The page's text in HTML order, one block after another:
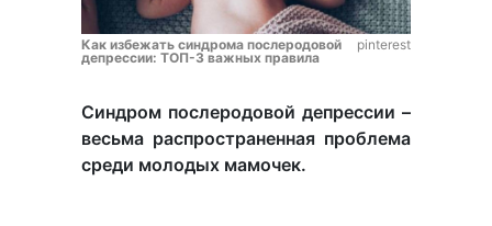
Как избежать синдрома послеродовой
депрессии: ТОП-3 важных правила
pinterest
Синдром послеродовой депрессии –
весьма распространенная проблема
среди молодых мамочек.